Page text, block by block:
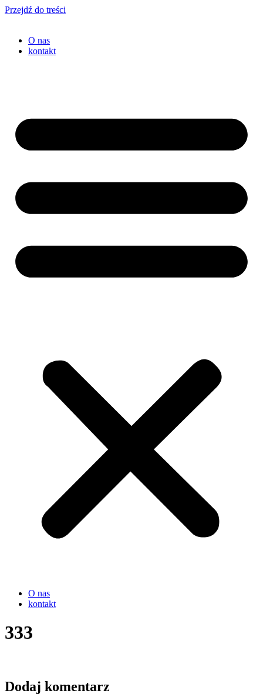
Przejdź do treści
O nas
kontakt
O nas
kontakt
333
Dodaj komentarz